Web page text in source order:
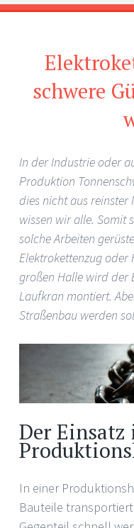
schwere
In der Industrie oder
Produktion
dies nicht aus reinster
wissen wir alle. Somit
solche Arbeiten
Elektrokettenzug oder
großen Halle wird der
Laufkran montiert.
Straßenbau werden
Der Einsatz
In einer
Bauteile transportiert